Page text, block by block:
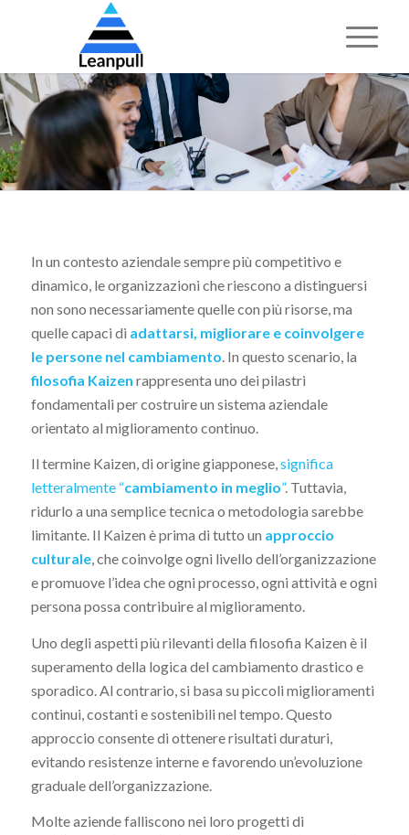
In un contesto aziendale sempre più competitivo e
dinamico, le organizzazioni che riescono a distinguersi
non sono necessariamente quelle con più risorse, ma
quelle capaci di adattarsi, migliorare e coinvolgere
le persone nel cambiamento . In questo scenario, la
filosofia Kaizen rappresenta uno dei pilastri
fondamentali per costruire un sistema aziendale
orientato al miglioramento continuo.
Il termine Kaizen, di origine giapponese,significa
letteralmente “cambiamento in meglio”. Tuttavia,
ridurlo a una semplice tecnica o metodologia sarebbe
limitante. Il Kaizen è prima di tutto un approccio
culturale, che coinvolge ogni livello dell’organizzazione
e promuove l’idea che ogni processo, ogni attività e ogni
persona possa contribuire al miglioramento.
Uno degli aspetti più rilevanti della filosofia Kaizen è il
superamento della logica del cambiamento drastico e
sporadico. Al contrario, si basa su piccoli miglioramenti
continui, costanti e sostenibili nel tempo. Questo
approccio consente di ottenere risultati duraturi,
evitando resistenze interne e favorendo un’evoluzione
graduale dell’organizzazione.
Molte aziende falliscono nei loro progetti di